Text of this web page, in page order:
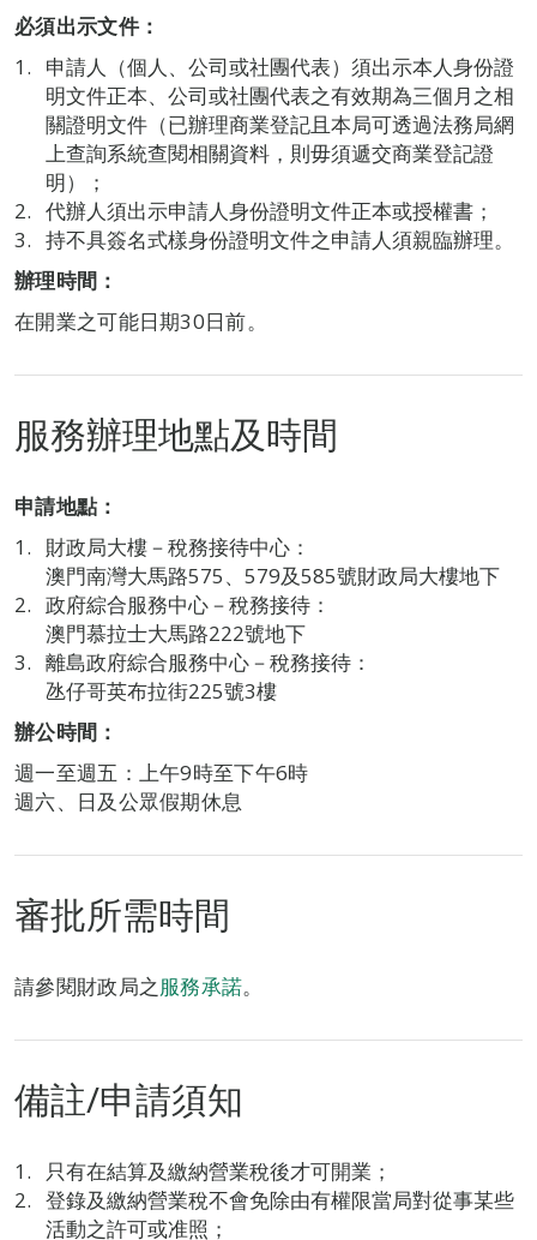
必須出示文件：
申請人（個人、公司或社團代表）須出示本人身份證
明文件正本、公司或社團代表之有效期為三個月之相
關證明文件（已辦理商業登記且本局可透過法務局網
上查詢系統查閱相關資料，則毋須遞交商業登記證
明）；
代辦人須出示申請人身份證明文件正本或授權書；
持不具簽名式樣身份證明文件之申請人須親臨辦理。
辦理時間：
在開業之可能日期30日前。
服務辦理地點及時間
申請地點：
財政局大樓－稅務接待中心：
澳門南灣大馬路575、579及585號財政局大樓地下
政府綜合服務中心－稅務接待：
澳門慕拉士大馬路222號地下
離島政府綜合服務中心－稅務接待：
氹仔哥英布拉街225號3樓
辦公時間：
週一至週五：上午9時至下午6時
週六、日及公眾假期休息
審批所需時間
請參閱財政局之服務承諾。
備註/申請須知
只有在結算及繳納營業稅後才可開業；
登錄及繳納營業稅不會免除由有權限當局對從事某些
活動之許可或准照；